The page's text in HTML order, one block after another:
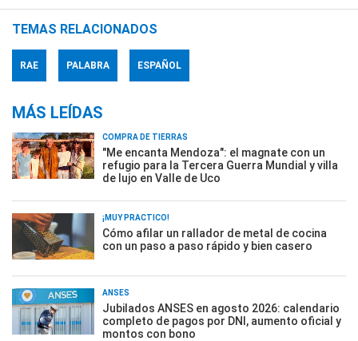
TEMAS RELACIONADOS
RAE PALABRA ESPAÑOL
MÁS LEÍDAS
COMPRA DE TIERRAS
"Me encanta Mendoza": el magnate con un
refugio para la Tercera Guerra Mundial y villa
de lujo en Valle de Uco
¡MUY PRÁCTICO!
Cómo afilar un rallador de metal de cocina
con un paso a paso rápido y bien casero
ANSES
Jubilados ANSES en agosto 2026: calendario
completo de pagos por DNI, aumento oficial y
montos con bono